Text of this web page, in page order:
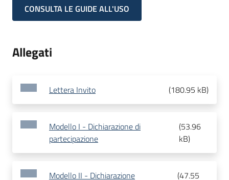
CONSULTA LE GUIDE ALL'USO
Allegati
Lettera Invito (180.95 kB)
Modello I - Dichiarazione di
partecipazione
(53.96
kB)
Modello II - Dichiarazione
(47.55